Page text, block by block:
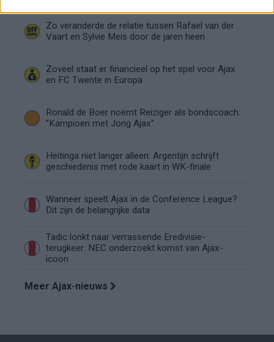
Zo veranderde de relatie tussen Rafael van der
Vaart en Sylvie Meis door de jaren heen
Zoveel staat er financieel op het spel voor Ajax
en FC Twente in Europa
Ronald de Boer noemt Reiziger als bondscoach:
"Kampioen met Jong Ajax"
Heitinga niet langer alleen: Argentijn schrijft
geschiedenis met rode kaart in WK-finale
Wanneer speelt Ajax in de Conference League?
Dit zijn de belangrijke data
Tadic lonkt naar verrassende Eredivisie-
terugkeer: NEC onderzoekt komst van Ajax-
icoon
Meer Ajax-nieuws